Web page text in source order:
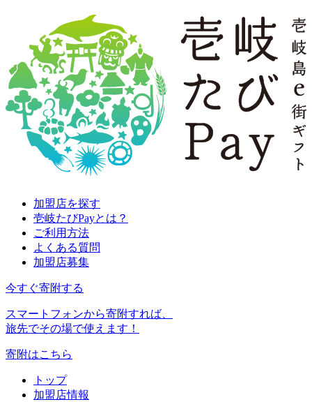
加盟店を探す
壱岐たびPayとは？
ご利用方法
よくある質問
加盟店募集
今すぐ寄附する
スマートフォンから寄附すれば、
旅先でその場で使えます！
寄附はこちら
トップ
加盟店情報